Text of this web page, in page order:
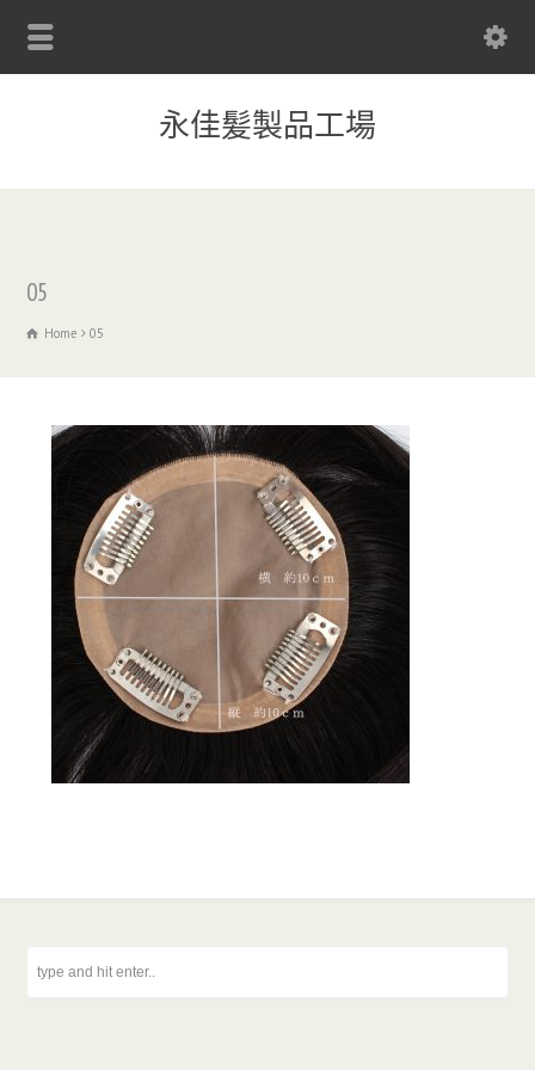
永佳髪製品工場
05
Home 05